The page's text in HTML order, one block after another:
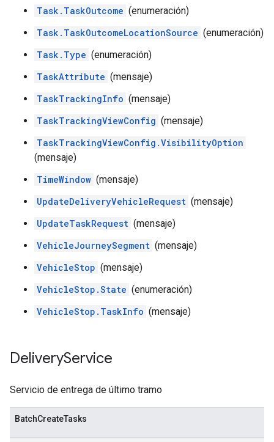
Task.TaskOutcome (enumeración)
Task.TaskOutcomeLocationSource (enumeración)
Task.Type (enumeración)
TaskAttribute (mensaje)
TaskTrackingInfo (mensaje)
TaskTrackingViewConfig (mensaje)
TaskTrackingViewConfig.VisibilityOption
(mensaje)
TimeWindow (mensaje)
UpdateDeliveryVehicleRequest (mensaje)
UpdateTaskRequest (mensaje)
VehicleJourneySegment (mensaje)
VehicleStop (mensaje)
VehicleStop.State (enumeración)
VehicleStop.TaskInfo (mensaje)
DeliveryService
Servicio de entrega de último tramo
BatchCreateTasks